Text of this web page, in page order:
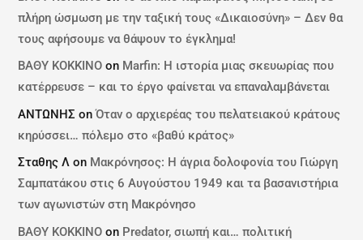
πλήρη ώσμωση με την ταξική τους «Δικαιοσύνη» – Δεν θα
τους αφήσουμε να θάψουν το έγκλημα!
ΒΑΘΥ ΚΟΚΚΙΝΟ on Marfin: Η ιστορία μιας σκευωρίας που
κατέρρευσε – και το έργο φαίνεται να επαναλαμβάνεται
ΑΝΤΩΝΗΣ onΌταν ο αρχιερέας του πελατειακού κράτους
κηρύσσει… πόλεμο στο «βαθύ κράτος»
Σταθης Λ on Μακρόνησος: Η άγρια δολοφονία του Γιώργη
Σαμπατάκου στις 6 Αυγούστου 1949 και τα βασανιστήρια
των αγωνιστών στη Μακρόνησο
ΒΑΘΥ ΚΟΚΚΙΝΟ on Predator, σιωπή και… πολιτική